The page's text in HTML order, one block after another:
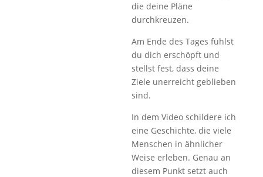
die deine Pläne
durchkreuzen.
Am Ende des Tages fühlst
du dich erschöpft und
stellst fest, dass deine
Ziele unerreicht geblieben
sind.
In dem Video schildere ich
eine Geschichte, die viele
Menschen in ähnlicher
Weise erleben. Genau an
diesem Punkt setzt auch